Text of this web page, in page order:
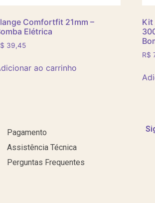
Comfortfit 21mm –
Elétrica
39,45
ao carrinho
Kit
R$
Pagamento
Assistência Técnica
Perguntas Frequentes